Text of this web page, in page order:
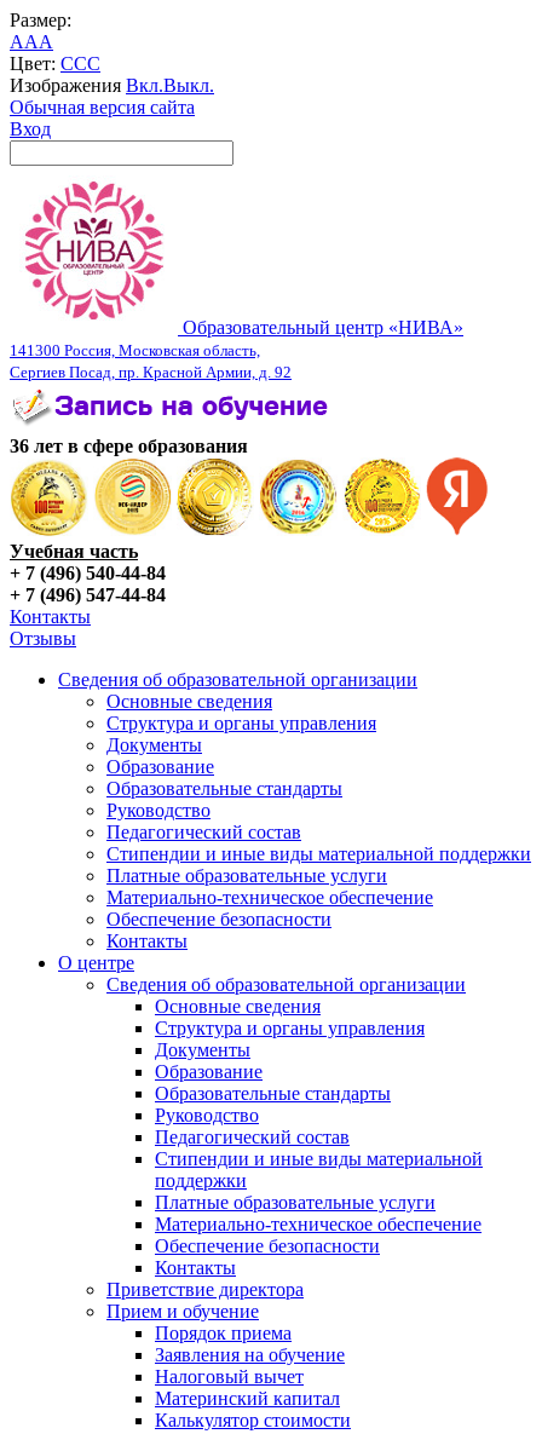
Размер:
AAA
Цвет: CCC
Изображения Вкл.Выкл.
Обычная версия сайта
Вход
Образовательный центр «НИВА»
141300 Россия, Московская область,
Сергиев Посад, пр. Красной Армии, д. 92
36 лет в сфере образования
Учебная часть
+ 7 (496) 540-44-84
+ 7 (496) 547-44-84
Контакты
Отзывы
Сведения об образовательной организации
Основные сведения
Структура и органы управления
Документы
Образование
Образовательные стандарты
Руководство
Педагогический состав
Стипендии и иные виды материальной поддержки
Платные образовательные услуги
Материально-техническое обеспечение
Обеспечение безопасности
Контакты
О центре
Сведения об образовательной организации
Основные сведения
Структура и органы управления
Документы
Образование
Образовательные стандарты
Руководство
Педагогический состав
Стипендии и иные виды материальной
поддержки
Платные образовательные услуги
Материально-техническое обеспечение
Обеспечение безопасности
Контакты
Приветствие директора
Прием и обучение
Порядок приема
Заявления на обучение
Налоговый вычет
Материнский капитал
Калькулятор стоимости